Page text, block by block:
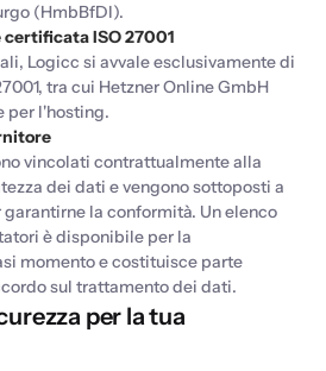
(HmbBfDI).
ISO 27001
Logicc si avvale esclusivamente di
tra cui Hetzner Online GmbH
per l'hosting.
vincolati contrattualmente alla
dei dati e vengono sottoposti a
la conformità. Un elenco
è disponibile per la
momento e costituisce parte
sul trattamento dei dati.
per la tua